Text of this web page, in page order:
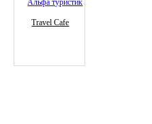
Travel Cafe